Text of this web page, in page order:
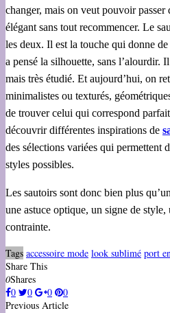
changer, mais on veut pouvoir
élégant sans tout recommencer. Le
les deux. Il est la touche qui donne
a pensé la silhouette, sans l’alourdir.
mais très étudié. Et aujourd’hui, on
minimalistes ou texturés,
de trouver celui qui correspond
découvrir différentes inspirations de
des sélections variées qui permettent
styles possibles.
Les sautoirs sont donc bien plus
une astuce optique, un signe de style,
contrainte.
Tags accessoire mode look sublimé port
Share This
0Shares
0
0 0
0
Previous Article